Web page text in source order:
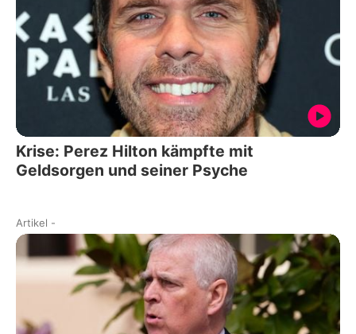
Krise: Perez Hilton kämpfte mit
Geldsorgen und seiner Psyche
Artikel -